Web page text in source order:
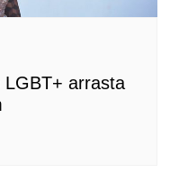
LGBT+ arrasta